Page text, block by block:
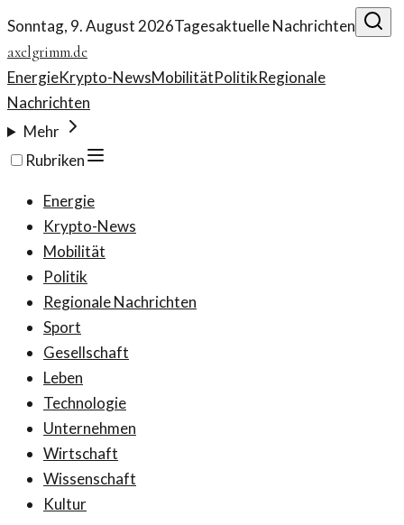
Sonntag, 9. August 2026Tagesaktuelle Nachrichten
axelgrimm.de
EnergieKrypto-NewsMobilitätPolitikRegionale
Nachrichten
Mehr
Rubriken
Energie
Krypto-News
Mobilität
Politik
Regionale Nachrichten
Sport
Gesellschaft
Leben
Technologie
Unternehmen
Wirtschaft
Wissenschaft
Kultur